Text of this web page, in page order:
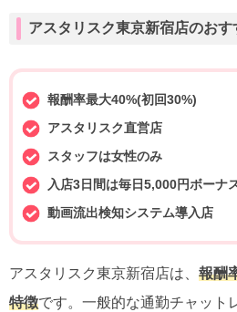
アスタリスク東京新宿店のおす
報酬率最大40%(初回30%)
アスタリスク直営店
スタッフは女性のみ
入店3日間は毎日5,000円ボーナ
動画流出検知システム導入店
アスタリスク東京新宿店は、 報酬
特徴です。一般的な通勤チャット